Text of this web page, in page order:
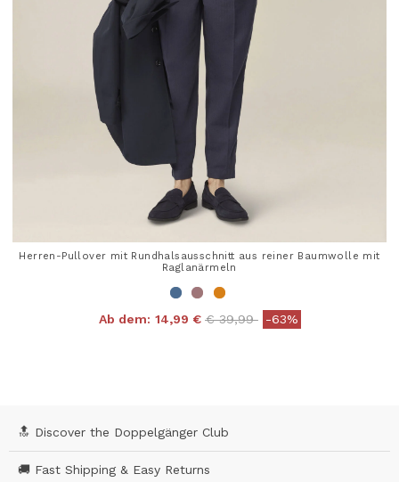
Herren-Pullover mit Rundhalsausschnitt aus reiner Baumwolle mit
Raglanärmeln
Ab dem: 14,99 € Price reduced from
€ 39,99to-63%
🔝 Discover the Doppelgänger Club
🚚 Fast Shipping & Easy Returns